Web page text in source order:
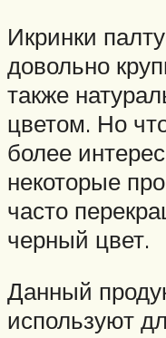
Икринки
довольно
также
цветом. Но
более
некоторые
часто
черный цвет.
Данный
используют